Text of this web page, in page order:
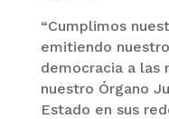
“Cumplimos
emitiendo
democracia a las
nuestro Órgano
Estado en sus